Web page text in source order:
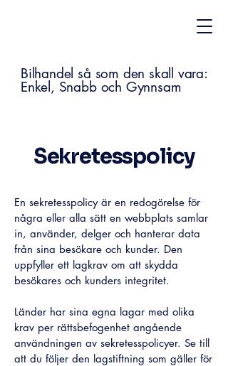
Bilhandel så som den skall vara:
Enkel, Snabb och Gynnsam
Sekretesspolicy
En sekretesspolicy är en redogörelse för
några eller alla sätt en webbplats samlar
in, använder, delger och hanterar data
från sina besökare och kunder. Den
uppfyller ett lagkrav om att skydda
besökares och kunders integritet.
Länder har sina egna lagar med olika
krav per rättsbefogenhet angående
användningen av sekretesspolicyer. Se till
att du följer den lagstiftning som gäller för